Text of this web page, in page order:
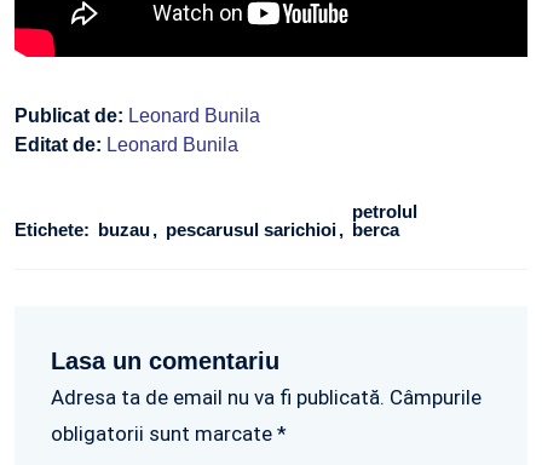
Publicat de: Leonard Bunila
Editat de: Leonard Bunila
Etichete: buzau pescarusul sarichioi
petrolul
berca
Lasa un comentariu
Adresa ta de email nu va fi publicată. Câmpurile
obligatorii sunt marcate *